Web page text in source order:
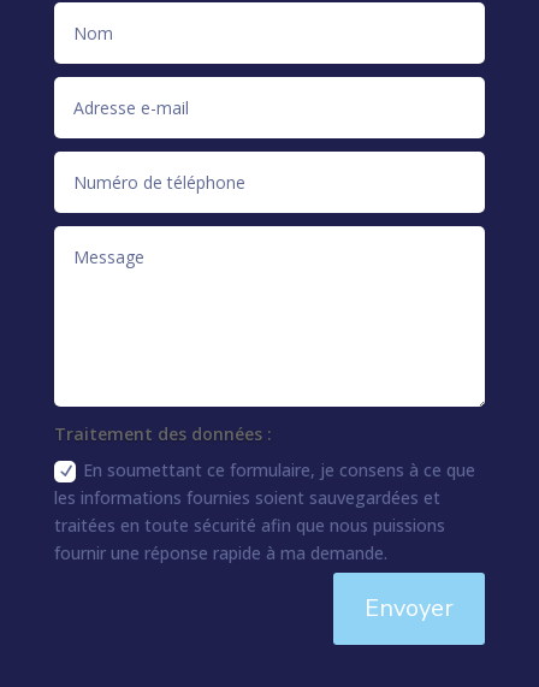
Traitement des données :
En soumettant ce formulaire, je consens à ce que
les informations fournies soient sauvegardées et
traitées en toute sécurité afin que nous puissions
fournir une réponse rapide à ma demande.
Envoyer